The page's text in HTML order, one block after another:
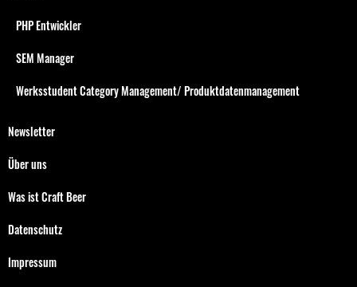
PHP Entwickler
SEM Manager
Werksstudent Category Management/ Produktdatenmanagement
Newsletter
Über uns
Was ist Craft Beer
Datenschutz
Impressum